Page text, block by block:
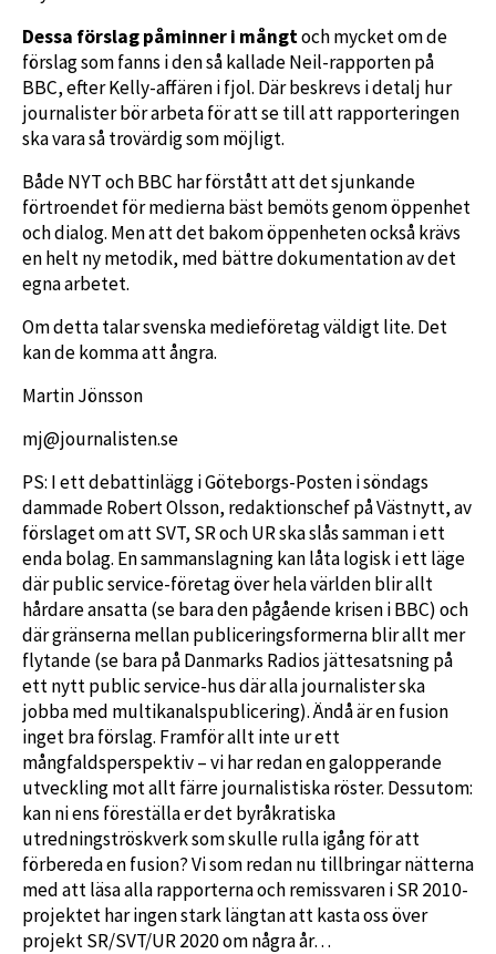
Dessa förslag påminner i mångtoch mycket om de
förslag som fanns i den så kallade Neil-rapporten på
BBC, efter Kelly-affären i fjol. Där beskrevs i detalj hur
journalister bör arbeta för att se till att rapporteringen
ska vara så trovärdig som möjligt.
Både NYT och BBC har förstått att det sjunkande
förtroendet för medierna bäst bemöts genom öppenhet
och dialog. Men att det bakom öppenheten också krävs
en helt ny metodik, med bättre dokumentation av det
egna arbetet.
Om detta talar svenska medieföretag väldigt lite. Det
kan de komma att ångra.
Martin Jönsson
mj@journalisten.se
PS: I ett debattinlägg i Göteborgs-Posten i söndags
dammade Robert Olsson, redaktionschef på Västnytt, av
förslaget om att SVT, SR och UR ska slås samman i ett
enda bolag. En sammanslagning kan låta logisk i ett läge
där public service-företag över hela världen blir allt
hårdare ansatta (se bara den pågående krisen i BBC) och
där gränserna mellan publiceringsformerna blir allt mer
flytande (se bara på Danmarks Radios jättesatsning på
ett nytt public service-hus där alla journalister ska
jobba med multikanalspublicering). Ändå är en fusion
inget bra förslag. Framför allt inte ur ett
mångfaldsperspektiv – vi har redan en galopperande
utveckling mot allt färre journalistiska röster. Dessutom:
kan ni ens föreställa er det byråkratiska
utredningströskverk som skulle rulla igång för att
förbereda en fusion? Vi som redan nu tillbringar nätterna
med att läsa alla rapporterna och remissvaren i SR 2010-
projektet har ingen stark längtan att kasta oss över
projekt SR/SVT/UR 2020 om några år…